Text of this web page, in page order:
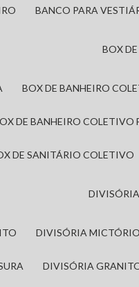
BANCO PARA
BOX
BOX DE BANHEIRO
BOX DE BANHEIRO COLETIVO
DE SANITÁRIO COLETIVO
DIVISÓRIA
DIVISÓRIA